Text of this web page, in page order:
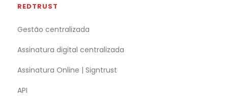
REDTRUST
Gestão centralizada
Assinatura digital centralizada
Assinatura Online | Signtrust
API